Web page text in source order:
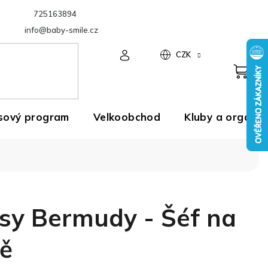
725163894
info@baby-smile.cz
CZK
program Velkoobchod Kluby a
Bermudy - Šéf na